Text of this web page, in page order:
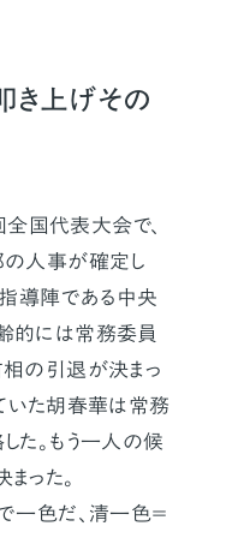
き上げその
国代表大会で、
人事が確定し
指導陣である中央
的には常務委員
の引退が決まっ
いた胡春華は常務
た。もう一人の候
った。
一色だ、清一色＝